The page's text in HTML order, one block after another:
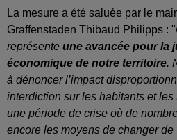
La mesure a été saluée par le
Graffenstaden Thibaud Philipps : "
représente une avancée pour la
économique de notre territoire.
à dénoncer l’impact
interdiction sur les habitants et
une période de crise où de
encore les moyens de changer de